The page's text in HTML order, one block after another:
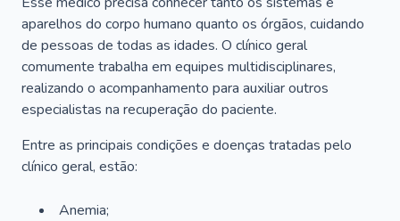
aparelhos do corpo humano quanto os órgãos, cuidando
de pessoas de todas as idades. O clínico geral
comumente trabalha em equipes multidisciplinares,
realizando o acompanhamento para auxiliar outros
especialistas na recuperação do paciente.
Entre as principais condições e doenças tratadas pelo
clínico geral, estão:
Anemia;